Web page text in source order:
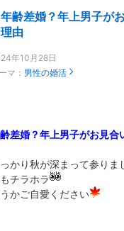
年齢差婚？年上男子が
理由
年10月28日
マ： 男性の婚活
差婚？年上男子がお見合
かり秋が深まって参りま
チラホラ
かご自愛ください